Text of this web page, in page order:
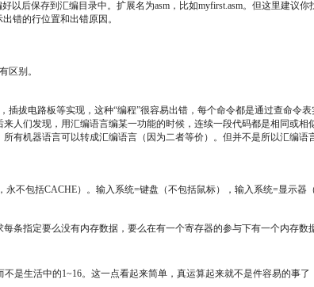
后保存到汇编目录中。扩展名为asm，比如myfirst.asm。但这里建议
错的行位置和出错原因。
区别。
拔电路板等实现，这种“编程”很容易出错，每个命令都是通过查命令
人们发现，用汇编语言编某一功能的时候，连续一段代码都是相同或
有机器语言可以转成汇编语言（因为二者等价）。但并不是所以汇编语
不包括CACHE）。输入系统=键盘（不包括鼠标），输入系统=显示器
条指定要么没有内存数据，要么在有一个寄存器的参与下有一个内存数
是生活中的1~16。这一点看起来简单，真运算起来就不是件容易的事了